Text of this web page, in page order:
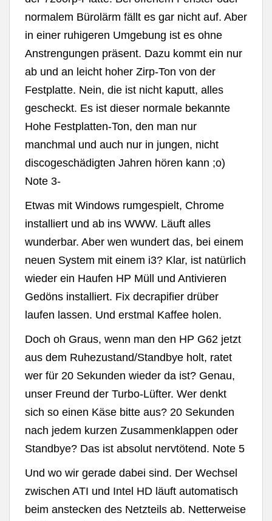
normalem Bürolärm fällt es gar nicht auf. Aber
in einer ruhigeren Umgebung ist es ohne
Anstrengungen präsent. Dazu kommt ein nur
ab und an leicht hoher Zirp-Ton von der
Festplatte. Nein, die ist nicht kaputt, alles
gescheckt. Es ist dieser normale bekannte
Hohe Festplatten-Ton, den man nur
manchmal und auch nur in jungen, nicht
discogeschädigten Jahren hören kann ;o)
Note 3-
Etwas mit Windows rumgespielt, Chrome
installiert und ab ins WWW. Läuft alles
wunderbar. Aber wen wundert das, bei einem
neuen System mit einem i3? Klar, ist natürlich
wieder ein Haufen HP Müll und Antivieren
Gedöns installiert. Fix decrapifier drüber
laufen lassen. Und erstmal Kaffee holen.
Doch oh Graus, wenn man den HP G62 jetzt
aus dem Ruhezustand/Standbye holt, ratet
wer für 20 Sekunden wieder da ist? Genau,
unser Freund der Turbo-Lüfter. Wer denkt
sich so einen Käse bitte aus? 20 Sekunden
nach jedem kurzen Zusammenklappen oder
Standbye? Das ist absolut nervtötend. Note 5
Und wo wir gerade dabei sind. Der Wechsel
zwischen ATI und Intel HD läuft automatisch
beim anstecken des Netzteils ab. Netterweise